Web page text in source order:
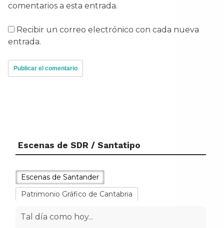
comentarios a esta entrada.
Recibir un correo electrónico con cada nueva
entrada.
Escenas de SDR / Santatipo
Escenas de Santander
Patrimonio Gráfico de Cantabria
Tal día como hoy...